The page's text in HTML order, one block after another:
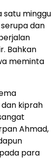
satu minggu
dan
Bahkan
meminta
kiprah
Ahmad,
para